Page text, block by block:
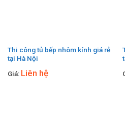
Thi công tủ bếp nhôm kính giá rẻ
tại Hà Nội
Giá: Liên hệ